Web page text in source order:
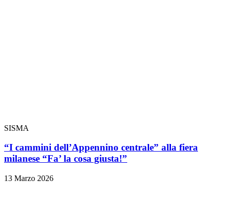
SISMA
“I cammini dell’Appennino centrale” alla fiera
milanese “Fa’ la cosa giusta!”
13 Marzo 2026